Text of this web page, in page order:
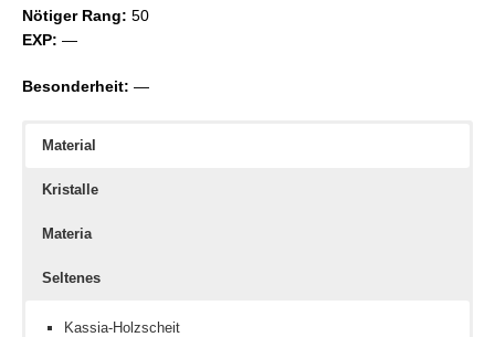
Hellseher V
Nötiger Rang: 50
EXP: —
Besonderheit: —
Material
Kristalle
Materia
Seltenes
Kassia-Holzscheit